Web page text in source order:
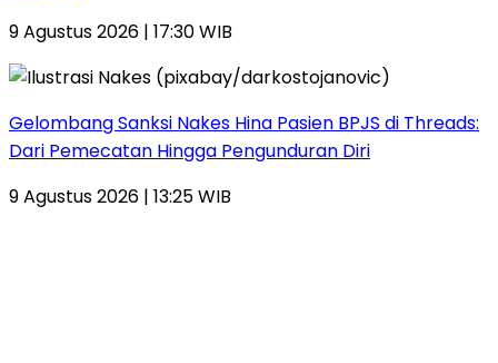
9 Agustus 2026 | 17:30 WIB
Gelombang Sanksi Nakes Hina Pasien BPJS di Threads:
Dari Pemecatan Hingga Pengunduran Diri
9 Agustus 2026 | 13:25 WIB